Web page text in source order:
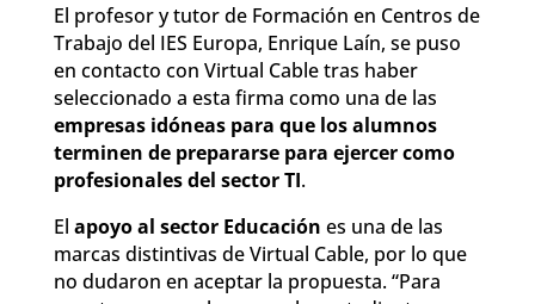
El profesor y tutor de Formación en Centros de
Trabajo del IES Europa, Enrique Laín, se puso
en contacto con Virtual Cable tras haber
seleccionado a esta firma como una de las
empresas idóneas para que los alumnos
terminen de prepararse para ejercer como
profesionales del sector TI.
El apoyo al sector Educación es una de las
marcas distintivas de Virtual Cable, por lo que
no dudaron en aceptar la propuesta. “Para